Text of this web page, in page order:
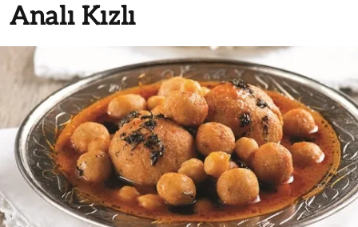
Analı Kızlı